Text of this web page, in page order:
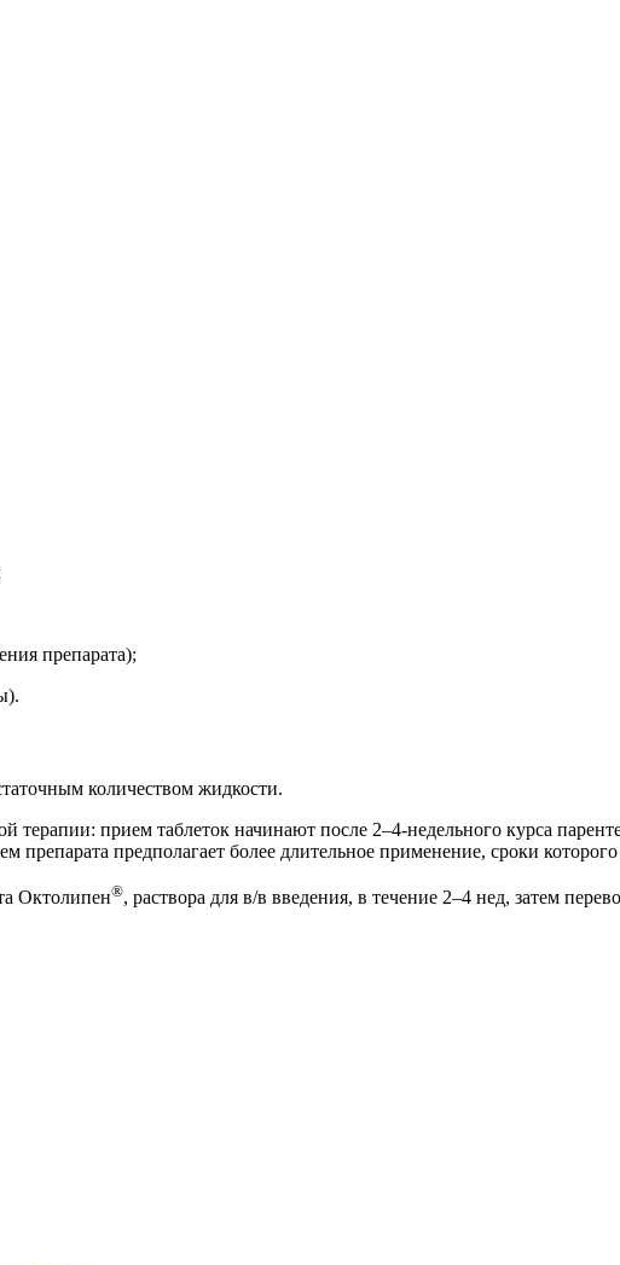
препарата);
количеством жидкости.
прием таблеток начинают после 2–4-недельного курса
предполагает более длительное применение, сроки
Октолипен®, раствора для в/в введения, в течение 2–4 нед, затем